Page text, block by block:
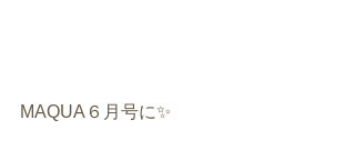
MAQUA６月号に✨